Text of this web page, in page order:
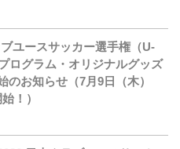
ユースサッカー選手権（U-
ログラム・オリジナルグッズ
のお知らせ（7月9日（木）
！）